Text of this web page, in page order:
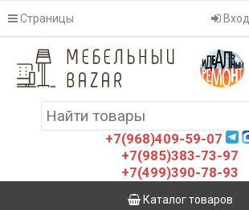
Страницы Вход
+7(968)409-59-07
+7(985)383-73-97
+7(499)390-78-93
Каталог товаров